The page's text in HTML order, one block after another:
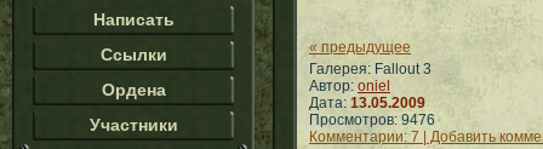
Написать
Ссылки
Ордена
Участники
« предыдущее
Галерея: Fallout 3
Автор: oniel
Дата: 13.05.2009
Просмотров: 9476
Комментарии: 7 | Добавить